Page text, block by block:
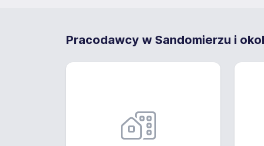
Pracodawcy w Sandomierzu i